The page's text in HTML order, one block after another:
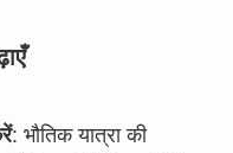
: भौतिक यात्रा की